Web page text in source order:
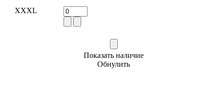
XXXL
Показать наличие
Обнулить